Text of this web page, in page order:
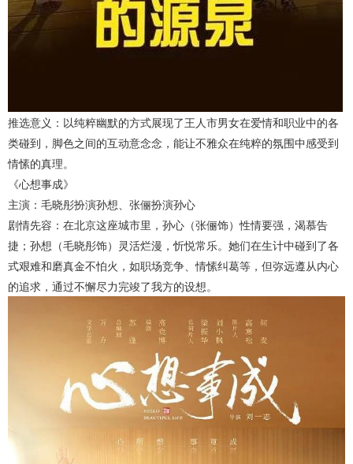
推选意义：以纯粹幽默的方式展现了王人市男女在爱情和职业中的各
类碰到，脚色之间的互动意念念，能让不雅众在纯粹的氛围中感受到
情愫的真理。
《心想事成》
主演：毛晓彤扮演孙想、张俪扮演孙心
剧情先容：在北京这座城市里，孙心（张俪饰）性情要强，渴慕告
捷；孙想（毛晓彤饰）灵活烂漫，忻悦常乐。她们在生计中碰到了各
式艰难和磨真金不怕火，如职场竞争、情愫纠葛等，但弥远遵从内心
的追求，通过不懈尽力完竣了我方的设想。